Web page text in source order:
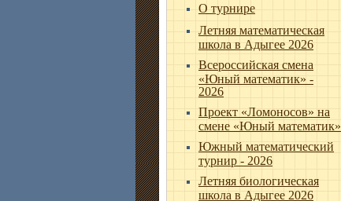
О турнире
Летняя математическая
школа в Адыгее 2026
Всероссийская смена
«Юный математик» -
2026
Проект «Ломоносов» на
смене «Юный математик»
Южный математический
турнир - 2026
Летняя биологическая
школа в Адыгее 2026